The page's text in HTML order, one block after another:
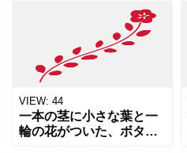
ォルムを忠実に再現して
おり、お子様向けの図鑑
風デザインや、夏のイベ
ント告知、ロゴのパーツ
として
VIEW: 44
一本の茎に小さな葉と一
輪の花がついた、ボタニ